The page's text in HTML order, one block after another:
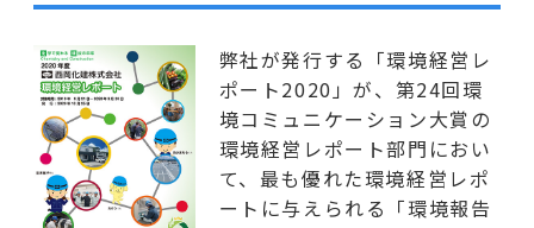
弊社が発行する「環境経営レ
ポート2020」が、第24回環
境コミュニケーション大賞の
環境経営レポート部門におい
て、最も優れた環境経営レポ
ートに与えられる「環境報告